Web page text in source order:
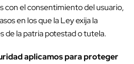
con el consentimiento del usuario,
en los que la Ley exija la
de la patria potestad o tutela.
aplicamos para proteger